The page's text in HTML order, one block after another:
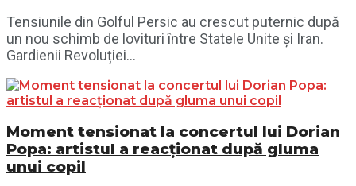
Tensiunile din Golful Persic au crescut puternic după
un nou schimb de lovituri între Statele Unite și Iran.
Gardienii Revoluției...
Moment tensionat la concertul lui Dorian
Popa: artistul a reacționat după gluma
unui copil